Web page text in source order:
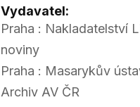
Vydavatel:
Praha : Nakladatelství
noviny
Praha : Masarykův
Archiv AV ČR